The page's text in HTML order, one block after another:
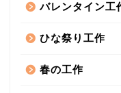
バレンタイン工
ひな祭り工作
春の工作